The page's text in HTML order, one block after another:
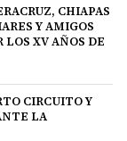
CHIAPAS
Y AMIGOS
LOS XV AÑOS DE
CIRCUITO Y
LA